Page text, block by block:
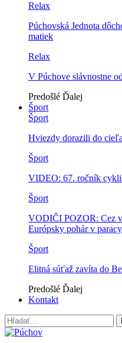
Relax
Púchovská Jednota
matiek
Relax
V Púchove slávnostne
Predošlé Ďalej
Šport
Šport
Hviezdy dorazili do
Šport
VIDEO: 67. ročník
Šport
VODIČI POZOR: Cez
Európsky pohár v
Šport
Elitná súťaž zavíta do
Predošlé Ďalej
Kontakt